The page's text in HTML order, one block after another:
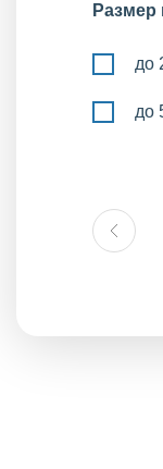
Размер
до
до